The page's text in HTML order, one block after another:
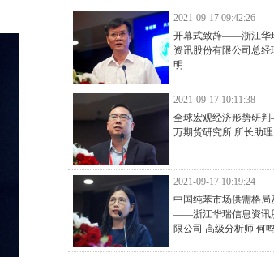
2021-09-17 09:42:26
开幕式致辞——浙江华
资讯股份有限公司总经
明
2021-09-17 10:11:38
全球宏观经济形势研
万期货研究所 所长助
2021-09-17 10:19:24
中国纯苯市场供需格局
——浙江华瑞信息资讯
限公司 高级分析师 何